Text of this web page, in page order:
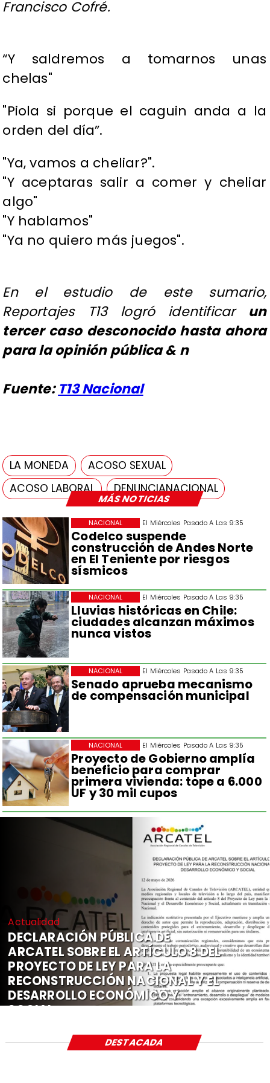
MÁS NOTICIAS
El Miércoles Pasado A Las 9:35
Codelco suspende
construcción de Andes Norte
en El Teniente por riesgos
sísmicos
NACIONAL
El Miércoles Pasado A Las 9:35
Lluvias históricas en Chile:
ciudades alcanzan máximos
nunca vistos
NACIONAL
El Miércoles Pasado A Las 9:35
Senado aprueba mecanismo
de compensación municipal
NACIONAL
El Miércoles Pasado A Las 9:35
Proyecto de Gobierno amplía
beneficio para comprar
primera vivienda: tope a 6.000
UF y 30 mil cupos
NACIONAL
Francisco Cofré.
“Y saldremos a tomarnos unas
chelas"
"Piola si porque el caguin anda a la
orden del día”.
"Ya, vamos a cheliar?".
"Y aceptaras salir a comer y cheliar
algo"
"Y hablamos"
"Ya no quiero más juegos".
En el estudio de este sumario,
Reportajes T13 logró identificarun
tercer caso desconocido hasta ahora
para la opinión pública& n
Fuente:T13 Nacional
LA MONEDA
ACOSO SEXUAL
ACOSO LABORAL
DENUNCIANACIONAL
Actualidad
DECLARACIÓN PÚBLICA DE
ARCATEL SOBRE EL ARTÍCULO 8 DEL
PROYECTO DE LEY PARA LA
RECONSTRUCCIÓN NACIONAL Y EL
DESARROLLO ECONÓMICO Y
SOCIAL
DESTACADA